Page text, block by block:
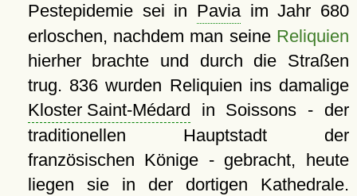
Pestepidemie sei in Paviaim Jahr 680
erloschen, nachdem man seine Reliquien
hierher brachte und durch die Straßen
trug. 836 wurden Reliquien ins damalige
Kloster Saint-Médard
in Soissons - der
traditionellen Hauptstadt der
französischen Könige - gebracht, heute
liegen sie in der dortigen Kathedrale.